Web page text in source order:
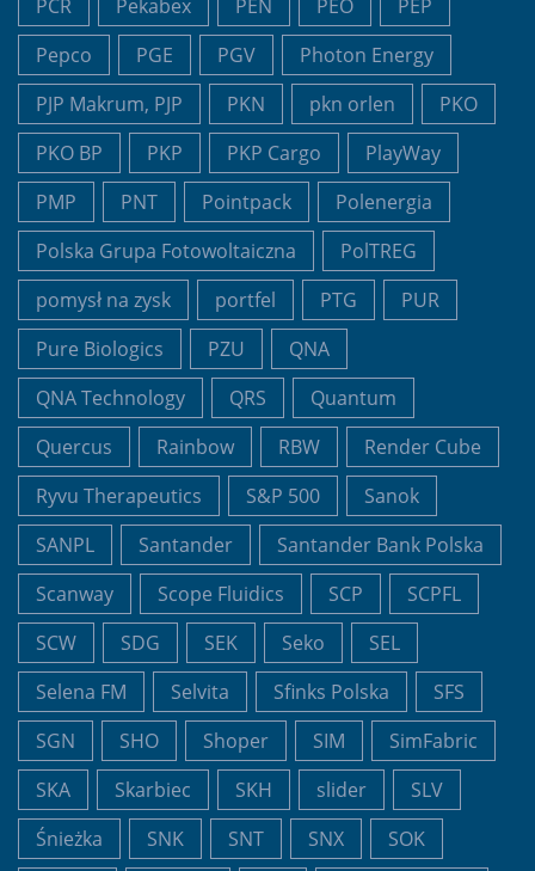
PCR
Pekabex PEN PEO
PEP
Pepco
PGE PGV
Photon Energy
PJP Makrum, PJP
PKN pkn orlen
PKO
PKO BP
PKP PKP Cargo
PlayWay
PMP
PNT Pointpack
Polenergia
Polska Grupa Fotowoltaiczna
PolTREG
pomysł na zysk
portfel PTG
PUR
Pure Biologics
PZU
QNA
QNA Technology
QRS
Quantum
Quercus
Rainbow RBW
Render Cube
Ryvu Therapeutics
S&P 500
Sanok
SANPL
Santander
Santander Bank Polska
Scanway
Scope Fluidics SCP
SCPFL
SCW
SDG SEK Seko
SEL
Selena FM
Selvita Sfinks Polska
SFS
SGN
SHO Shoper SIM
SimFabric
SKA
Skarbiec SKH slider
SLV
Śnieżka
SNK SNT SNX
SOK